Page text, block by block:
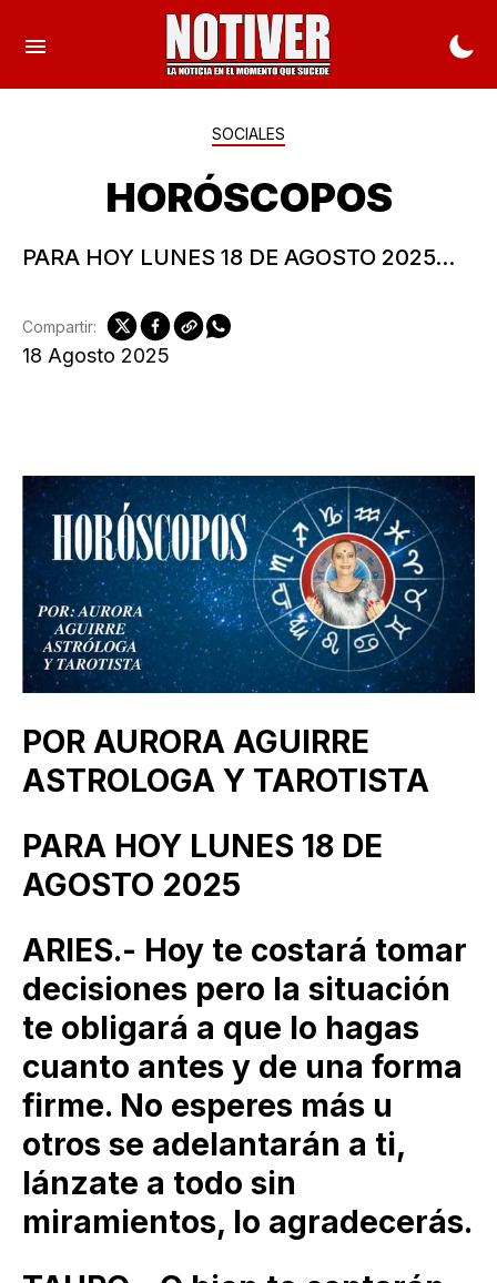
SOCIALES
HORÓSCOPOS
PARA HOY LUNES 18 DE AGOSTO 2025...
18 Agosto 2025
Compartir:
POR AURORA AGUIRRE
ASTROLOGA Y TAROTISTA
PARA HOY LUNES 18 DE
AGOSTO 2025
ARIES.- Hoy te costará tomar
decisiones pero la situación
te obligará a que lo hagas
cuanto antes y de una forma
firme. No esperes más u
otros se adelantarán a ti,
lánzate a todo sin
miramientos, lo agradecerás.